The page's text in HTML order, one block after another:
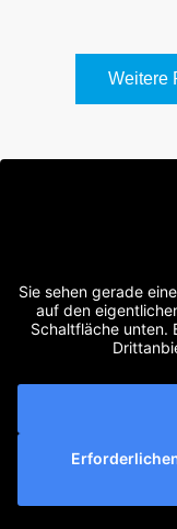
Weitere
Sie sehen gerade
auf den
Schaltfläche unten.